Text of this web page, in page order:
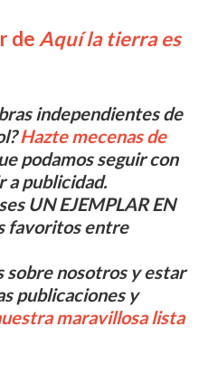
de Aquí la tierra es
independientes de
Hazte mecenas de
podamos seguir con
a publicidad.
UN EJEMPLAR EN
favoritos entre
sobre nosotros y estar
publicaciones y
maravillosa lista